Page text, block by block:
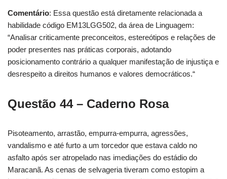
Comentário: Essa questão está diretamente relacionada a
habilidade código EM13LGG502, da área de Linguagem:
“Analisar criticamente preconceitos, estereótipos e relações de
poder presentes nas práticas corporais, adotando
posicionamento contrário a qualquer manifestação de injustiça e
desrespeito a direitos humanos e valores democráticos.“
Questão 44 – Caderno Rosa
Pisoteamento, arrastão, empurra-empurra, agressões,
vandalismo e até furto a um torcedor que estava caldo no
asfalto após ser atropelado nas imediações do estádio do
Maracanã. As cenas de selvageria tiveram como estopim a